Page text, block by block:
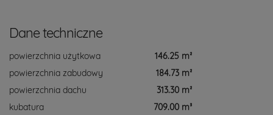
Dane techniczne
powierzchnia użytkowa
146.25 m²
powierzchnia zabudowy
184.73 m²
powierzchnia dachu
313.30 m²
kubatura
709.00 m³